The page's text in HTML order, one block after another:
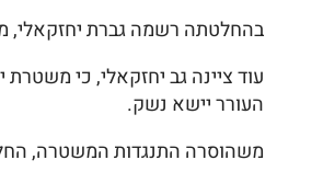
בהחלטתה רשמה גברת יחזקאלי, ממונה
עוד ציינה גב יחזקאלי, כי
העורר יישא נשק.
משהוסרה התנגדות המשטרה,